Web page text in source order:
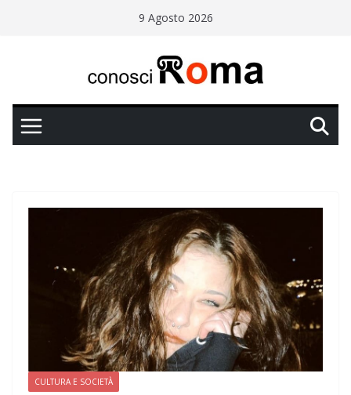
9 Agosto 2026
CULTURA E SOCIETÀ